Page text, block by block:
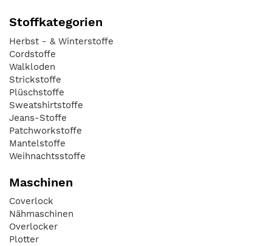
Stoffkategorien
Herbst - & Winterstoffe
Cordstoffe
Walkloden
Strickstoffe
Plüschstoffe
Sweatshirtstoffe
Jeans-Stoffe
Patchworkstoffe
Mantelstoffe
Weihnachtsstoffe
Maschinen
Coverlock
Nähmaschinen
Overlocker
Plotter